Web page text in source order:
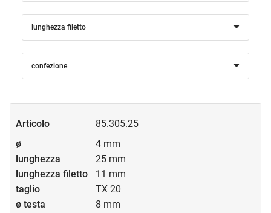
lunghezza filetto
confezione
85.305.25
4 mm
25 mm
11 mm
TX 20
8 mm